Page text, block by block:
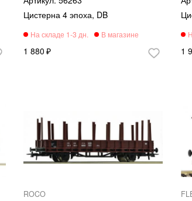
Цистерна 4 эпоха, DB
1 880 1
ROCO